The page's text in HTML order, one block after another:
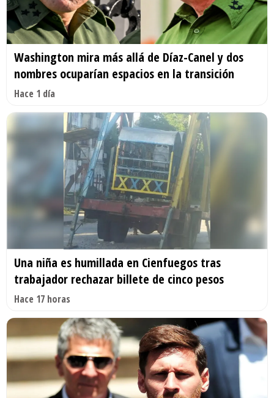
Washington mira más allá de Díaz-Canel y dos
nombres ocuparían espacios en la transición
Hace 1 día
Una niña es humillada en Cienfuegos tras
trabajador rechazar billete de cinco pesos
Hace 17 horas